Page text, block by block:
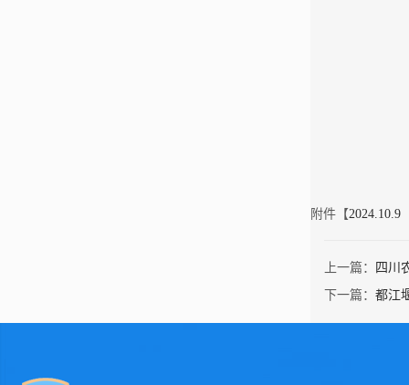
附件【2024.10.9
上一篇：
四川
下一篇： 都江